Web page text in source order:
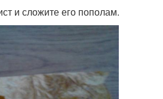
и сложите его пополам.